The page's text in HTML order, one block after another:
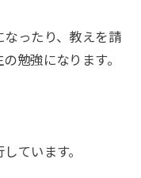
ったり、教えを請
勉強になります。
ています。